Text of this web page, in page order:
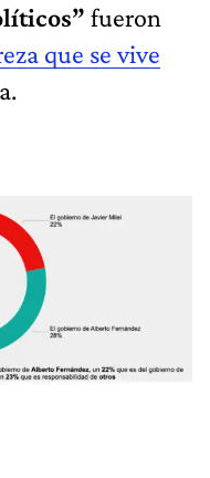
fueron
que se vive